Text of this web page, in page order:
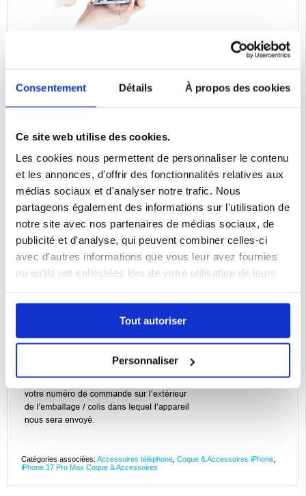
Consentement Détails À propos des cookies
Ce site web utilise des cookies.
Les cookies nous permettent de personnaliser le contenu
et les annonces, d'offrir des fonctionnalités relatives aux
médias sociaux et d'analyser notre trafic. Nous
partageons également des informations sur l'utilisation de
notre site avec nos partenaires de médias sociaux, de
publicité et d'analyse, qui peuvent combiner celles-ci
avec d'autres informations que vous leur avez fournies
ou qu'ils ont collectées lors de votre utilisation de leurs
Tout autoriser
Personnaliser
Catégories associées: Accessoires téléphone Coque & Accessoires iPhone
iPhone 17 Pro Max Coque & Accessoires